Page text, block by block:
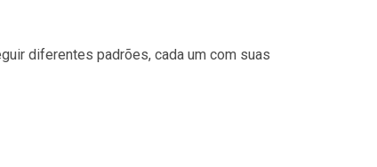
diferentes padrões, cada um com suas